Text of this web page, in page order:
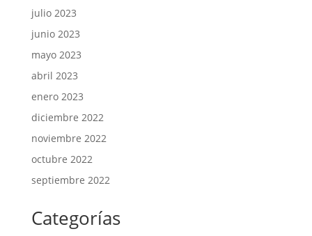
julio 2023
junio 2023
mayo 2023
abril 2023
enero 2023
diciembre 2022
noviembre 2022
octubre 2022
septiembre 2022
Categorías